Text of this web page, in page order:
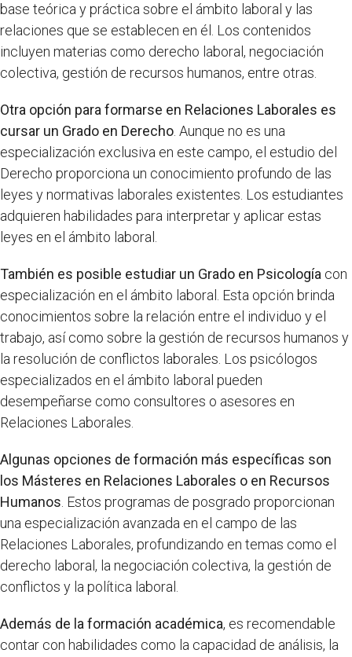
base teórica y práctica sobre el ámbito laboral y las
relaciones que se establecen en él. Los contenidos
incluyen materias como derecho laboral, negociación
colectiva, gestión de recursos humanos, entre otras.
Otra opción para formarse en Relaciones Laborales es
cursar un Grado en Derecho . Aunque no es una
especialización exclusiva en este campo, el estudio del
Derecho proporciona un conocimiento profundo de las
leyes y normativas laborales existentes. Los estudiantes
adquieren habilidades para interpretar y aplicar estas
leyes en el ámbito laboral.
También es posible estudiar un Grado en Psicología con
especialización en el ámbito laboral. Esta opción brinda
conocimientos sobre la relación entre el individuo y el
trabajo, así como sobre la gestión de recursos humanos y
la resolución de conflictos laborales. Los psicólogos
especializados en el ámbito laboral pueden
desempeñarse como consultores o asesores en
Relaciones Laborales.
Algunas opciones de formación más específicas son
los Másteres en Relaciones Laborales o en Recursos
Humanos . Estos programas de posgrado proporcionan
una especialización avanzada en el campo de las
Relaciones Laborales, profundizando en temas como el
derecho laboral, la negociación colectiva, la gestión de
conflictos y la política laboral.
Además de la formación académica, es recomendable
contar con habilidades como la capacidad de análisis, la